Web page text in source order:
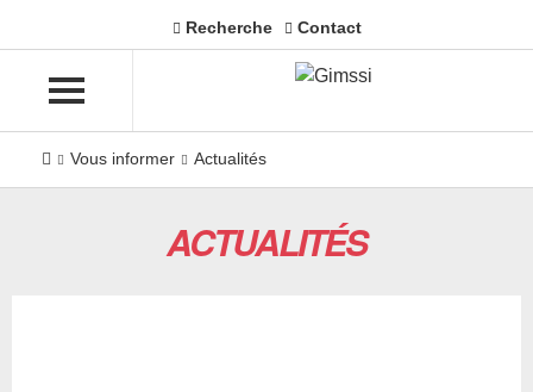
Recherche Contact
Vous informer Actualités
ACTUALITÉS